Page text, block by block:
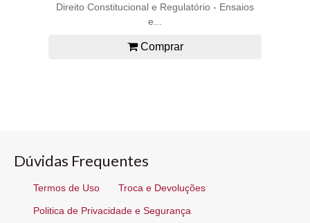
Direito Constitucional e Regulatório - Ensaios
e...
Comprar
Dúvidas Frequentes
Termos de Uso Troca e Devoluções
Politica de Privacidade e Segurança